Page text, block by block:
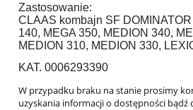
Zastosowanie:
CLAAS kombajn SF
140, MEGA 350, MEDION 340,
MEDION 310, MEDION 330,
KAT. 0006293390
W przypadku braku na stanie prosimy
uzyskania informacji o dostępności bądź